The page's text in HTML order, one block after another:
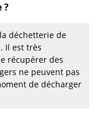
?
déchetterie de
Il est très
récupérer des
ne peuvent pas
de décharger